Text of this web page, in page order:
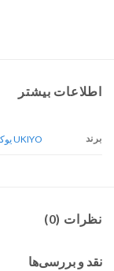
اطلاعات بیشتر
برند UKIYO یوکیو
نظرات (0)
نقد و بررسی‌ها